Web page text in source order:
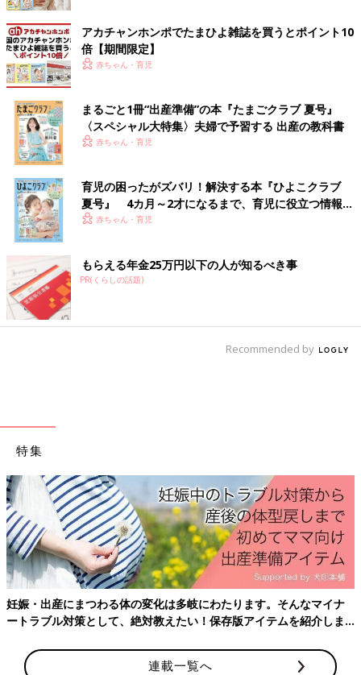
柄×メロウのデザインに、存在感のあるキャラクターワッペンを
プラス。コーデの主役になるアイテムです♪ カラートップスと合
わせた元気いっぱいなコーデはもちろん、ブラウスやチュニック
と合わせたキュートなスタイルもオススメ◎
絶妙な色味が超おしゃれ！ニック・ワイルドのセッ
トアップ
アカチャンホンポでたまひよ雑誌を買うとポイント10
倍【期間限定】
赤ちゃん・育児
まるごと1冊“出産準備”の本『たまごクラブ 夏号』
〈スペシャル大特集〉夫婦で予習する 出産の教科書
赤ちゃん・育児
育児の困ったがズバリ！解決する本『ひよこクラブ
夏号』 4カ月～2才になるまで、育児に役立つ情報が
いっぱい！
赤ちゃん・育児
もらえる年金25万円以下の人が知るべき事
PR(くらしの話題)
Recommended by
特集
妊娠・出産にまつわる体の変化は多岐にわたります。そんなマイナ
ートラブル対策として、絶対教えたい！保存版アイテムを紹介しま
連載一覧へ